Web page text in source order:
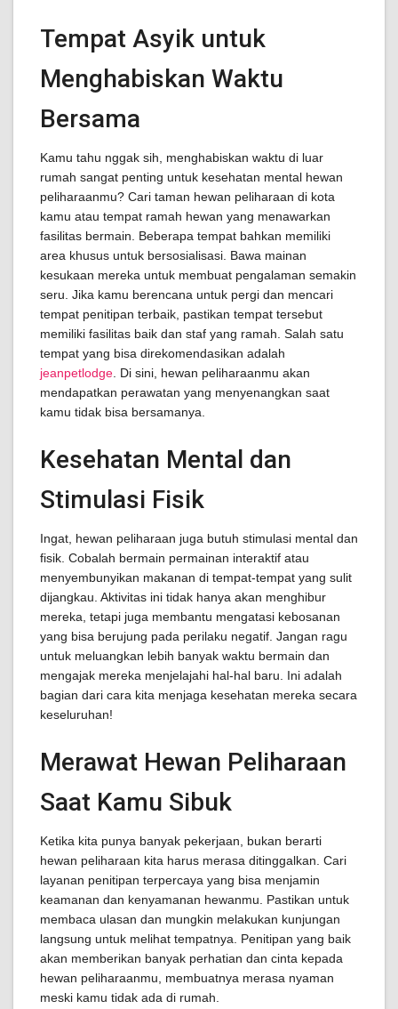
Tempat Asyik untuk
Menghabiskan Waktu
Bersama
Kamu tahu nggak sih, menghabiskan waktu di luar
rumah sangat penting untuk kesehatan mental hewan
peliharaanmu? Cari taman hewan peliharaan di kota
kamu atau tempat ramah hewan yang menawarkan
fasilitas bermain. Beberapa tempat bahkan memiliki
area khusus untuk bersosialisasi. Bawa mainan
kesukaan mereka untuk membuat pengalaman semakin
seru. Jika kamu berencana untuk pergi dan mencari
tempat penitipan terbaik, pastikan tempat tersebut
memiliki fasilitas baik dan staf yang ramah. Salah satu
tempat yang bisa direkomendasikan adalah
jeanpetlodge . Di sini, hewan peliharaanmu akan
mendapatkan perawatan yang menyenangkan saat
kamu tidak bisa bersamanya.
Kesehatan Mental dan
Stimulasi Fisik
Ingat, hewan peliharaan juga butuh stimulasi mental dan
fisik. Cobalah bermain permainan interaktif atau
menyembunyikan makanan di tempat-tempat yang sulit
dijangkau. Aktivitas ini tidak hanya akan menghibur
mereka, tetapi juga membantu mengatasi kebosanan
yang bisa berujung pada perilaku negatif. Jangan ragu
untuk meluangkan lebih banyak waktu bermain dan
mengajak mereka menjelajahi hal-hal baru. Ini adalah
bagian dari cara kita menjaga kesehatan mereka secara
keseluruhan!
Merawat Hewan Peliharaan
Saat Kamu Sibuk
Ketika kita punya banyak pekerjaan, bukan berarti
hewan peliharaan kita harus merasa ditinggalkan. Cari
layanan penitipan terpercaya yang bisa menjamin
keamanan dan kenyamanan hewanmu. Pastikan untuk
membaca ulasan dan mungkin melakukan kunjungan
langsung untuk melihat tempatnya. Penitipan yang baik
akan memberikan banyak perhatian dan cinta kepada
hewan peliharaanmu, membuatnya merasa nyaman
meski kamu tidak ada di rumah.